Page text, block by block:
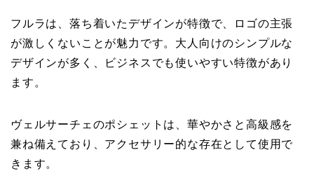
フルラは、落ち着いたデザインが特徴で、ロゴの主張
が激しくないことが魅力です。大人向けのシンプルな
デザインが多く、ビジネスでも使いやすい特徴があり
ます。
ヴェルサーチェのポシェットは、華やかさと高級感を
兼ね備えており、アクセサリー的な存在として使用で
きます。